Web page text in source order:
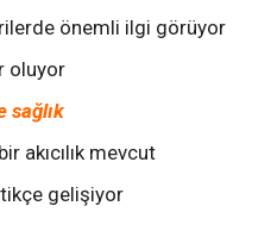
önemli ilgi görüyor
oluyor
sağlık
akıcılık mevcut
gelişiyor